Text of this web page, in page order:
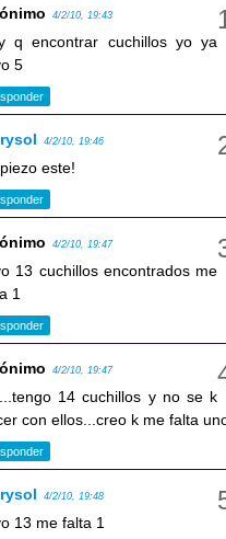
4/2/10, 19:43
q encontrar cuchillos yo ya
5
4/2/10, 19:46
este!
4/2/10, 19:47
13 cuchillos encontrados me
1
4/2/10, 19:47
14 cuchillos y no se k
con ellos...creo k me falta
4/2/10, 19:48
13 me falta 1